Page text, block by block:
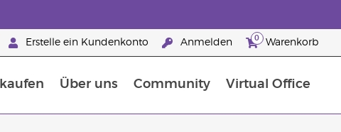
Erstelle ein Kundenkonto Anmelden 0 Warenkorb
Über uns Community Virtual Office